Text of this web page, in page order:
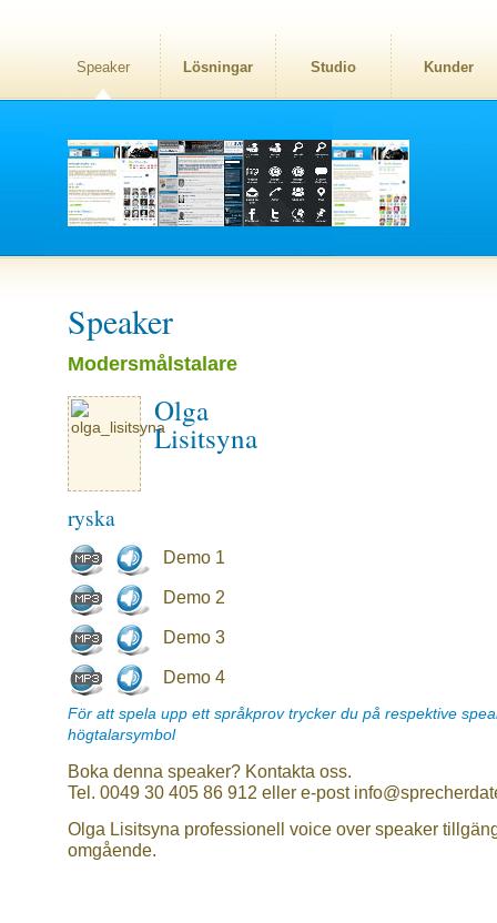
Speaker Lösningar Studio Kunder
Speaker
Modersmålstalare
Olga
Lisitsyna
ryska
Demo 1
Demo 2
Demo 3
Demo 4
För att spela upp ett språkprov trycker du på respektive
högtalarsymbol
Boka denna speaker? Kontakta oss.
Tel. 0049 30 405 86 912 eller e-post
Olga Lisitsyna professionell voice over speaker
omgående.